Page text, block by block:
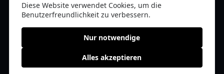
Kontakt
© 2026 restaurantlist.de | Alle Rechte vorbehalten | * =Affiliate-Links /
Diese Website verwendet Cookies, um die
Benutzerfreundlichkeit zu verbessern.
Nur notwendige
Alles akzeptieren